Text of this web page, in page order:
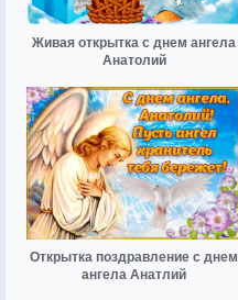
Живая открытка с днем ангела
Анатолий
Открытка поздравление с днем
ангела Анатлий